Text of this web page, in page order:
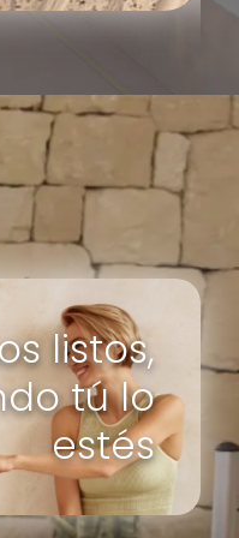
listos,
tú lo
estés